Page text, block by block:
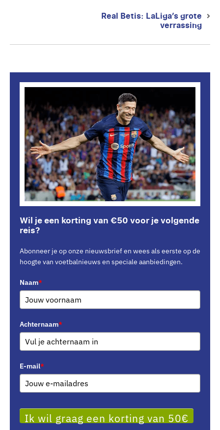
Real Betis: LaLiga’s grote
verrassing
Wil je een korting van €50 voor je volgende
reis?
Abonneer je op onze nieuwsbrief en wees als eerste op de
hoogte van voetbalnieuws en speciale aanbiedingen.
Naam*
Achternaam*
E-mail*
Ik wil graag een korting van 50€